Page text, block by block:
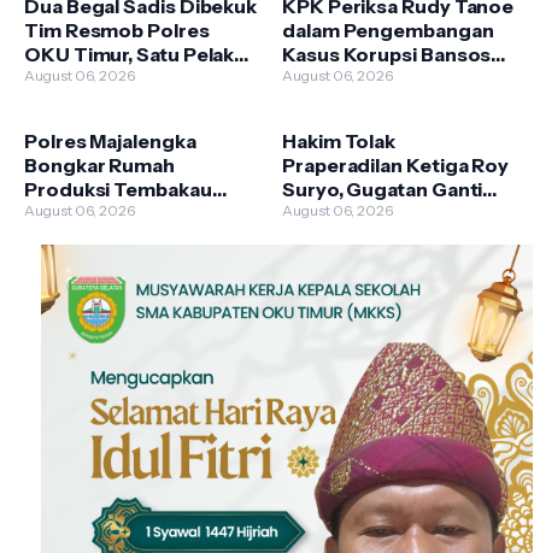
Dua Begal Sadis Dibekuk
Tim Resmob Polres
OKU Timur, Satu Pelaku
Dilumpuhkan dengan
August 06, 2026
KPK Periksa Rudy Tanoe
dalam Pengembangan
Kasus Korupsi Bansos
Beras PKH, Kerugian
August 06, 2026
Polres Majalengka
Bongkar Rumah
Produksi Tembakau
Sintetis, Satu Produsen
Diburu
August 06, 2026
Hakim Tolak
Praperadilan Ketiga Roy
Suryo, Gugatan Ganti
Rugi Kandas karena
August 06, 2026